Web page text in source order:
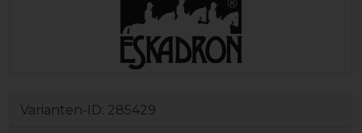
Varianten-ID: 285429